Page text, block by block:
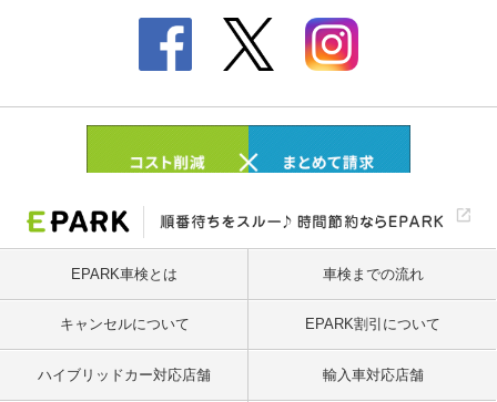
EPARK車検とは 車検までの流れ
キャンセルについて EPARK割引について
ハイブリッドカー対応店舗 輸入車対応店舗